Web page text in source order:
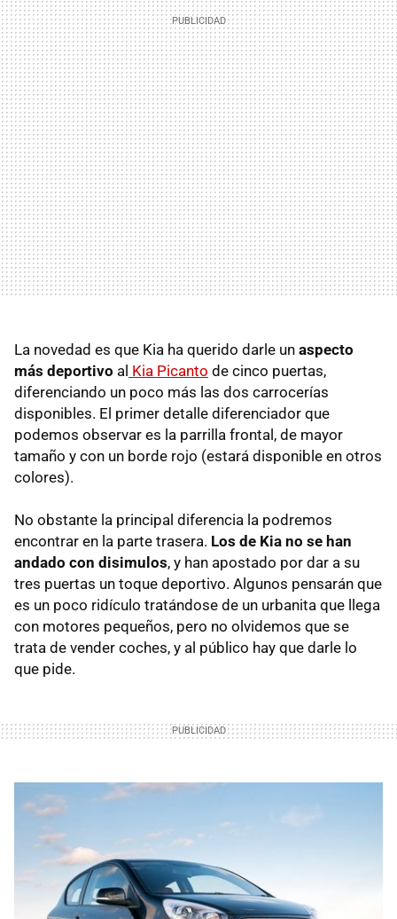
La novedad es que Kia ha querido darle un aspecto
más deportivo al Kia Picanto de cinco puertas,
diferenciando un poco más las dos carrocerías
disponibles. El primer detalle diferenciador que
podemos observar es la parrilla frontal, de mayor
tamaño y con un borde rojo (estará disponible en otros
colores).
No obstante la principal diferencia la podremos
encontrar en la parte trasera. Los de Kia no se han
andado con disimulos, y han apostado por dar a su
tres puertas un toque deportivo. Algunos pensarán que
es un poco ridículo tratándose de un urbanita que llega
con motores pequeños, pero no olvidemos que se
trata de vender coches, y al público hay que darle lo
que pide.